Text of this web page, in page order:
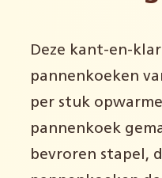
Deze kant-en-
pannenkoeken
per stuk
pannenkoek
bevroren stapel,